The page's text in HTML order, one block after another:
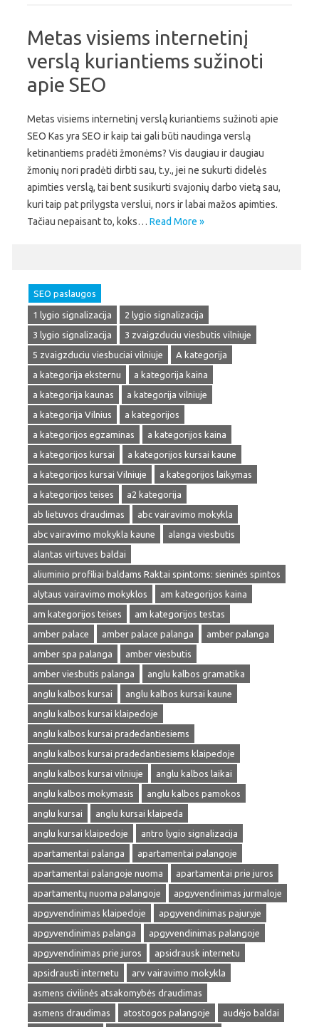
Metas visiems internetinį
verslą kuriantiems sužinoti
apie SEO
Metas visiems internetinį verslą kuriantiems sužinoti apie
SEO Kas yra SEO ir kaip tai gali būti naudinga verslą
ketinantiems pradėti žmonėms? Vis daugiau ir daugiau
žmonių nori pradėti dirbti sau, t.y., jei ne sukurti didelės
apimties verslą, tai bent susikurti svajonių darbo vietą sau,
kuri taip pat prilygsta verslui, nors ir labai mažos apimties.
Tačiau nepaisant to, koks… Read More »
SEO paslaugos
1 lygio signalizacija
2 lygio signalizacija
3 lygio signalizacija
3 zvaigzduciu viesbutis vilniuje
5 zvaigzduciu viesbuciai vilniuje
A kategorija
a kategorija eksternu
a kategorija kaina
a kategorija kaunas
a kategorija vilniuje
a kategorija Vilnius
a kategorijos
a kategorijos egzaminas
a kategorijos kaina
a kategorijos kursai
a kategorijos kursai kaune
a kategorijos kursai Vilniuje
a kategorijos laikymas
a kategorijos teises
a2 kategorija
ab lietuvos draudimas
abc vairavimo mokykla
abc vairavimo mokykla kaune
alanga viesbutis
alantas virtuves baldai
aliuminio profiliai baldams Raktai spintoms: sieninės spintos
alytaus vairavimo mokyklos
am kategorijos kaina
am kategorijos teises
am kategorijos testas
amber palace
amber palace palanga
amber palanga
amber spa palanga
amber viesbutis
amber viesbutis palanga
anglu kalbos gramatika
anglu kalbos kursai
anglu kalbos kursai kaune
anglu kalbos kursai klaipedoje
anglu kalbos kursai pradedantiesiems
anglu kalbos kursai pradedantiesiems klaipedoje
anglu kalbos kursai vilniuje
anglu kalbos laikai
anglu kalbos mokymasis
anglu kalbos pamokos
anglu kursai
anglu kursai klaipeda
anglu kursai klaipedoje
antro lygio signalizacija
apartamentai palanga
apartamentai palangoje
apartamentai palangoje nuoma
apartamentai prie juros
apartamentų nuoma palangoje
apgyvendinimas jurmaloje
apgyvendinimas klaipedoje
apgyvendinimas pajuryje
apgyvendinimas palanga
apgyvendinimas palangoje
apgyvendinimas prie juros
apsidrausk internetu
apsidrausti internetu
arv vairavimo mokykla
asmens civilinės atsakomybės draudimas
asmens draudimas
atostogos palangoje
audėjo baldai